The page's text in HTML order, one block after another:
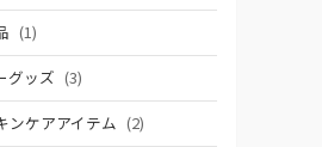
(1)
グッズ (3)
ンケアアイテム (2)